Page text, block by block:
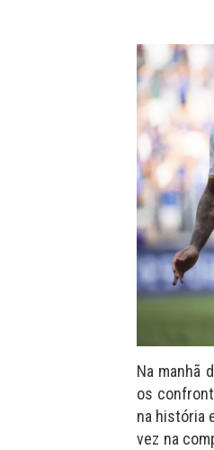
Na manhã
os
na história
vez na